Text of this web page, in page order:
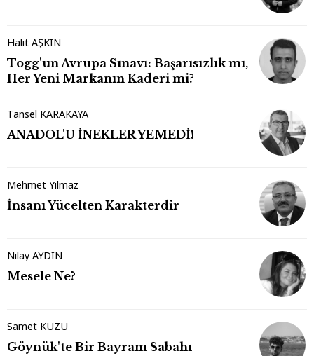
Halit AŞKIN
Togg'un Avrupa Sınavı: Başarısızlık mı,
Her Yeni Markanın Kaderi mi?
Tansel KARAKAYA
ANADOL'U İNEKLER YEMEDİ!
Mehmet Yılmaz
İnsanı Yücelten Karakterdir
Nilay AYDIN
Mesele Ne?
Samet KUZU
Göynük'te Bir Bayram Sabahı